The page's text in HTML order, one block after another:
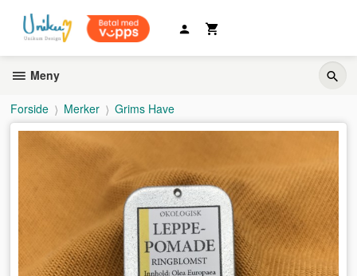
innholdet
Meny
Forside Merker Grims Have